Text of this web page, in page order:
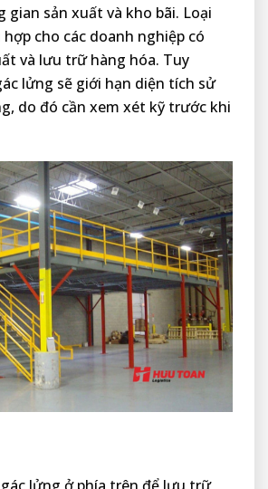
gian sản xuất và kho bãi. Loại
cho các doanh nghiệp có
và lưu trữ hàng hóa. Tuy
lửng sẽ giới hạn diện tích sử
do đó cần xem xét kỹ trước khi